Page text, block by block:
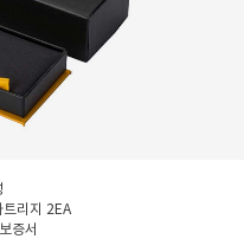
리지 2EA
증서